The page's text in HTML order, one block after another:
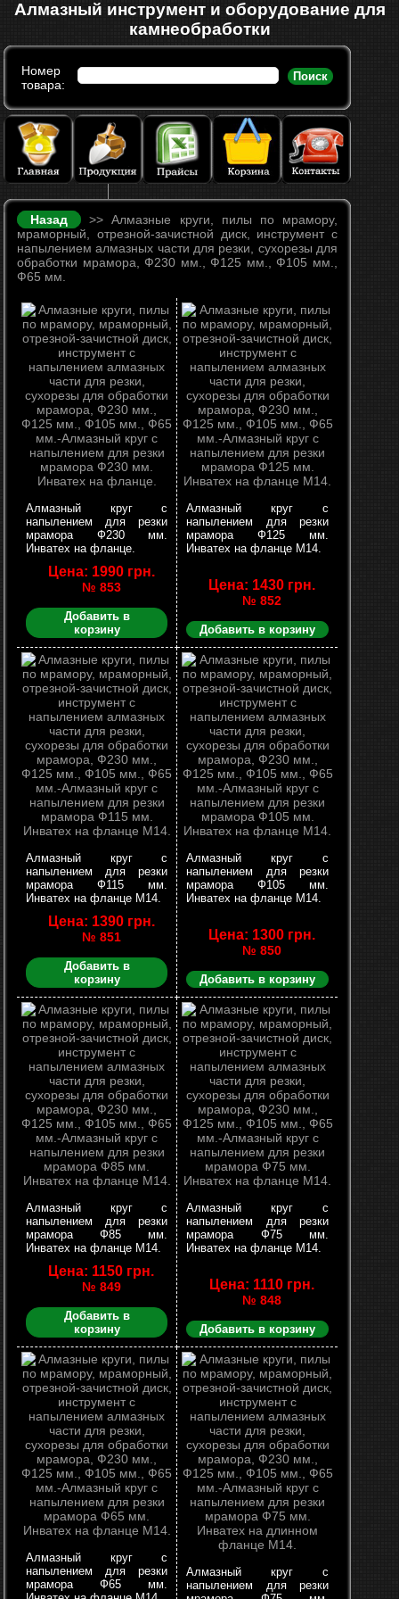
Алмазный инструмент и оборудование для
камнеобработки
Номер
товара:
Поиск
Назад
>> Алмазные круги, пилы по мрамору,
мраморный, отрезной-зачистной диск, инструмент с
напылением алмазных части для резки, сухорезы для
обработки мрамора, Ф230 мм., Ф125 мм., Ф105 мм.,
Ф65 мм.
Алмазный круг с
напылением для резки
мрамора Ф230 мм.
Инватех на фланце.
Цена: 1990 грн.
№ 853
Добавить в
корзину
Алмазный круг с
напылением для резки
мрамора Ф125 мм.
Инватех на фланце М14.
Цена: 1430 грн.
№ 852
Добавить в корзину
Алмазный круг с
напылением для резки
мрамора Ф115 мм.
Инватех на фланце М14.
Цена: 1390 грн.
№ 851
Добавить в
корзину
Алмазный круг с
напылением для резки
мрамора Ф105 мм.
Инватех на фланце М14.
Цена: 1300 грн.
№ 850
Добавить в корзину
Алмазный круг с
напылением для резки
мрамора Ф85 мм.
Инватех на фланце М14.
Цена: 1150 грн.
№ 849
Добавить в
корзину
Алмазный круг с
напылением для резки
мрамора Ф75 мм.
Инватех на фланце М14.
Цена: 1110 грн.
№ 848
Добавить в корзину
Алмазный круг с
напылением для резки
мрамора Ф65 мм.
Алмазный круг с
напылением для резки